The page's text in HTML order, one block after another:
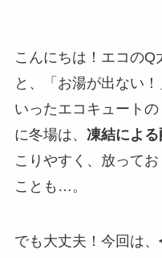
こんにちは！エコのQ
と、「お湯が出ない
いったエコキュート
に冬場は、 凍結によ
こりやすく、放って
ことも…。
でも大丈夫！今回は、